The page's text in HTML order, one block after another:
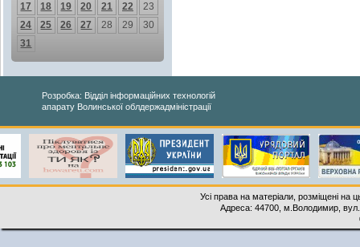
17
18 19 20 21 22
23
24
25 26 27 28 29
30
31
Розробка: Відділ інформаційних технологій
апарату Волинської облдержадміністрації
Усі права на матеріали, розміщені на
Адреса: 44700, м.Володимир,